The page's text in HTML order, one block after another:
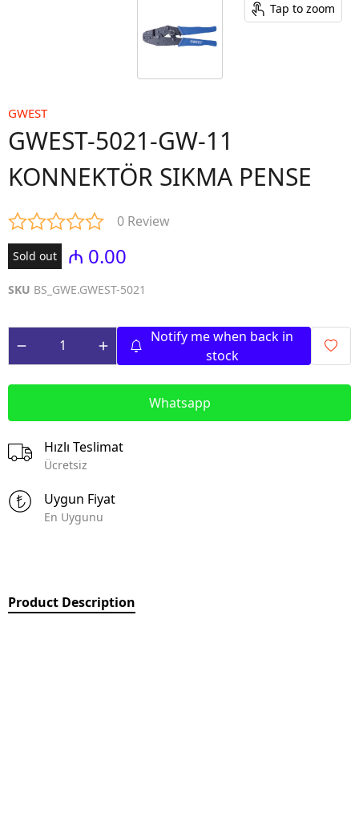
Tap to zoom
GWEST
GWEST-5021-GW-11
KONNEKTÖR SIKMA PENSE
0 Review
Sold out ₼ 0.00
SKU BS_GWE.GWEST-5021
Notify me when back in
stock
Whatsapp
Hızlı Teslimat
Ücretsiz
Uygun Fiyat
En Uygunu
Product Description